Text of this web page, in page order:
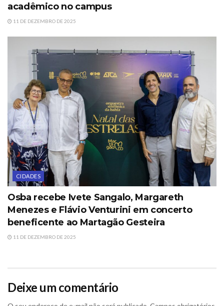
acadêmico no campus
11 DE DEZEMBRO DE 2025
CIDADES
Osba recebe Ivete Sangalo, Margareth
Menezes e Flávio Venturini em concerto
beneficente ao Martagão Gesteira
11 DE DEZEMBRO DE 2025
Deixe um comentário